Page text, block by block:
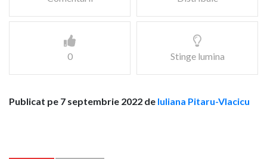
0 Stinge lumina
Publicat pe 7 septembrie 2022 de Iuliana Pitaru-Vlacicu